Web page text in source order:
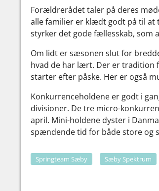
Forældrerådet taler på deres
alle familier er klædt godt på til at
styrker det gode fællesskab, som
Om lidt er sæsonen slut for
hvad de har lært. Der er tradition
starter efter påske. Her er også
Konkurrenceholdene er godt i
divisioner. De tre micro-
april. Mini-holdene dyster i
spændende tid for både store og
Springteam Sæby Sæby Spektrum